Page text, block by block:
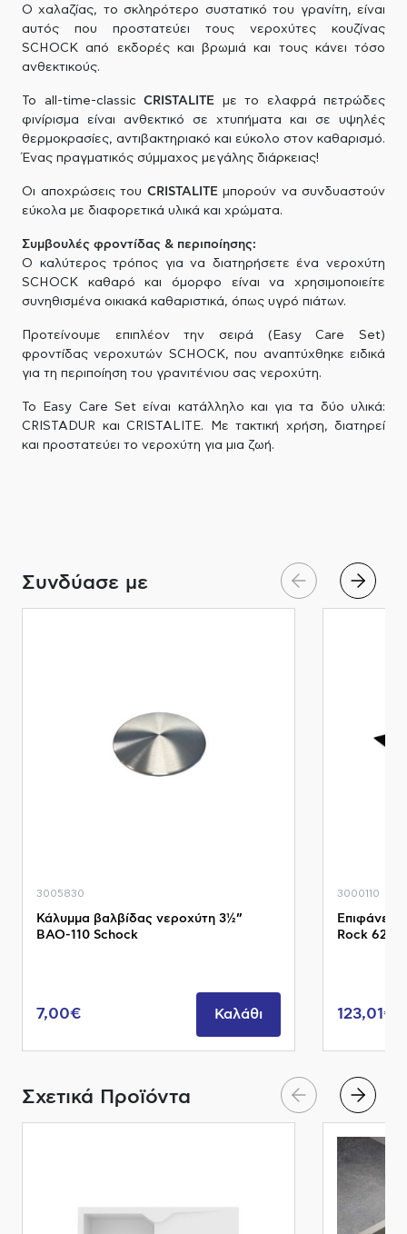
Ο χαλαζίας, το σκληρότερο συστατικό του γρανίτη, είναι
αυτός που προστατεύει τους νεροχύτες κουζίνας
SCHOCK από εκδορές και βρωμιά και τους κάνει τόσο
ανθεκτικούς.
To all-time-classic CRISTALITE με το ελαφρά πετρώδες
φινίρισμα είναι ανθεκτικό σε χτυπήματα και σε υψηλές
θερμοκρασίες, αντιβακτηριακό και εύκολο στον καθαρισμό.
Ένας πραγματικός σύμμαχος μεγάλης διάρκειας!
Οι αποχρώσεις του CRISTALITEμπορούν να συνδυαστούν
εύκολα με διαφορετικά υλικά και χρώματα.
Συμβουλές φροντίδας & περιποίησης:
Ο καλύτερος τρόπος για να διατηρήσετε ένα νεροχύτη
SCHOCK καθαρό και όμορφο είναι να χρησιμοποιείτε
συνηθισμένα οικιακά καθαριστικά, όπως υγρό πιάτων.
Προτείνουμε επιπλέον την σειρά (Easy Care Set)
φροντίδας νεροχυτών SCHOCK, που αναπτύχθηκε ειδικά
για τη περιποίηση του γρανιτένιου σας νεροχύτη.
Το Easy Care Set είναι κατάλληλο και για τα δύο υλικά:
CRISTADUR και CRISTALITE. Με τακτική χρήση, διατηρεί
και προστατεύει το νεροχύτη για μια ζωή.
Συνδύασε με
3005830
Κάλυμμα βαλβίδας νεροχύτη 3½”
BAO-110 Schock
7,00€ Καλάθι
3000110
Rock
123,01€
Σχετικά Προϊόντα